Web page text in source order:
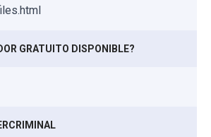
GRATUITO DISPONIBLE?